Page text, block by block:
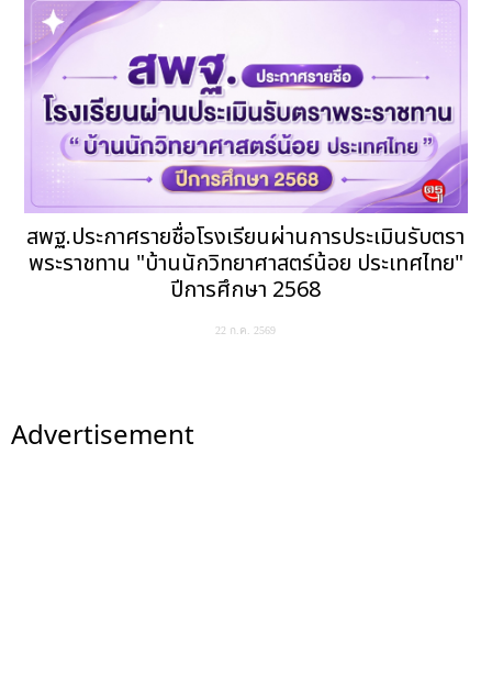
สพฐ.ประกาศรายชื่อโรงเรียนผ่านการประเมินรับตรา
พระราชทาน "บ้านนักวิทยาศาสตร์น้อย ประเทศไทย"
ปีการศึกษา 2568
22 ก.ค. 2569
Advertisement